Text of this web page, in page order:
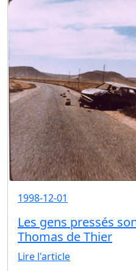
1998-12-01
Les gens pressés
Thomas de Thier
Lire l'article